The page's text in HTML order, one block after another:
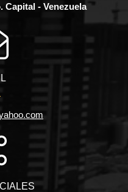
Capital - Venezuela